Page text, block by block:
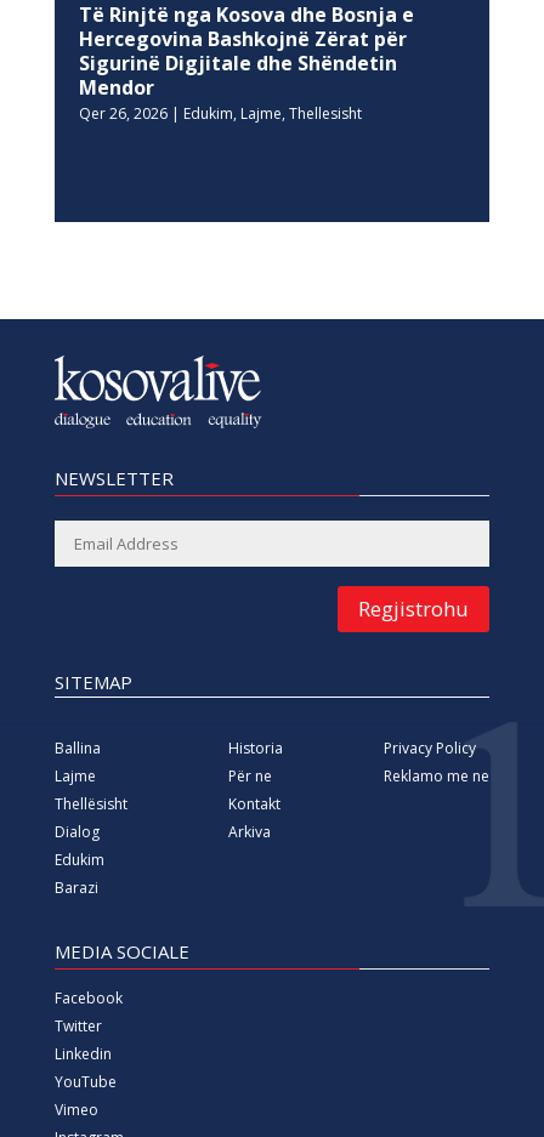
Të Rinjtë nga Kosova dhe Bosnja e
Hercegovina Bashkojnë Zërat për
Sigurinë Digjitale dhe Shëndetin
Mendor
Qer 26, 2026| Edukim, Lajme, Thellesisht
NEWSLETTER
Regjistrohu
SITEMAP
Ballina
Lajme
Thellësisht
Dialog
Edukim
Barazi
Historia
Për ne
Kontakt
Arkiva
Privacy Policy
Reklamo me ne
MEDIA SOCIALE
Facebook
Twitter
Linkedin
YouTube
Vimeo